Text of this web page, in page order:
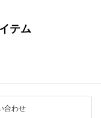
テム
合わせ